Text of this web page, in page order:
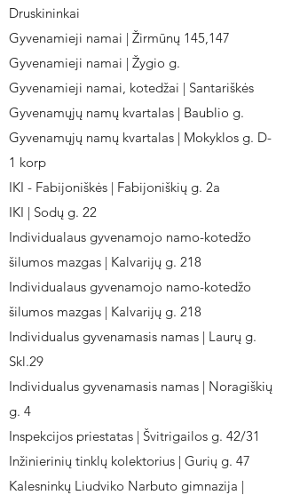
Druskininkai
Gyvenamieji namai | Žirmūnų 145,147
Gyvenamieji namai | Žygio g.
Gyvenamieji namai, kotedžai | Santariškės
Gyvenamųjų namų kvartalas | Baublio g.
Gyvenamųjų namų kvartalas | Mokyklos g. D-
1 korp
IKI - Fabijoniškės | Fabijoniškių g. 2a
IKI | Sodų g. 22
Individualaus gyvenamojo namo-kotedžo
šilumos mazgas | Kalvarijų g. 218
Individualaus gyvenamojo namo-kotedžo
šilumos mazgas | Kalvarijų g. 218
Individualus gyvenamasis namas | Laurų g.
Skl.29
Individualus gyvenamasis namas | Noragiškių
g. 4
Inspekcijos priestatas | Švitrigailos g. 42/31
Inžinierinių tinklų kolektorius | Gurių g. 47
Kalesninkų Liudviko Narbuto gimnazija |